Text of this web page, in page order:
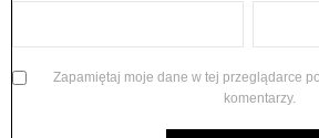
Zapamiętaj moje dane w tej przeglądarce
komentarzy.